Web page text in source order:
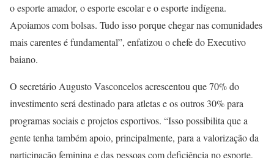
o esporte amador, o esporte escolar e o esporte indígena.
Apoiamos com bolsas. Tudo isso porque chegar nas comunidades
mais carentes é fundamental”, enfatizou o chefe do Executivo
baiano.
O secretário Augusto Vasconcelos acrescentou que 70% do
investimento será destinado para atletas e os outros 30% para
programas sociais e projetos esportivos. “Isso possibilita que a
gente tenha também apoio, principalmente, para a valorização da
participação feminina e das pessoas com deficiência no esporte,